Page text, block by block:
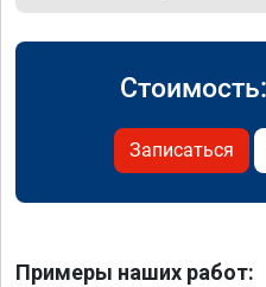
Записаться
Примеры наших работ: